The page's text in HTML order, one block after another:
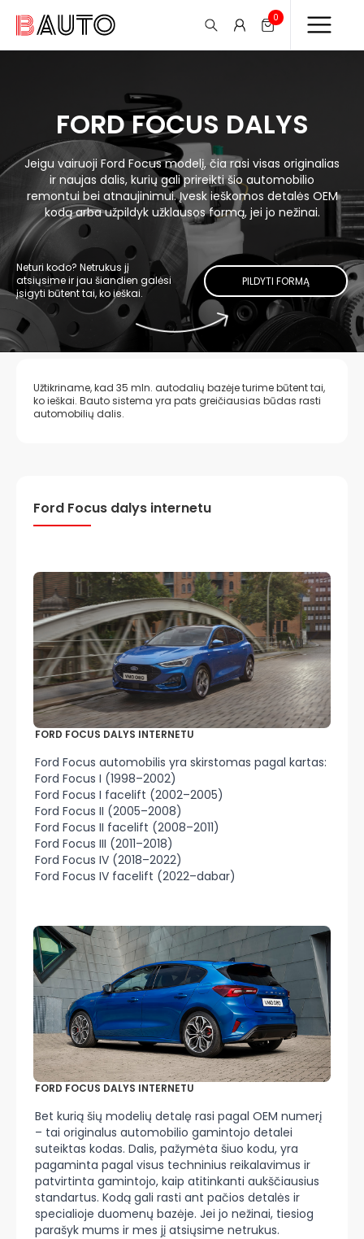
0
FORD FOCUS DALYS
Jeigu vairuoji Ford Focus modelį, čia rasi visas originalias
ir naujas dalis, kurių gali prireikti šio automobilio
remontui bei atnaujinimui. Įvesk ieškomos detalės OEM
kodą arba užpildyk užklausos formą, jei jo nežinai.
Neturi kodo? Netrukus jį
atsiųsime ir jau šiandien galėsi
įsigyti būtent tai, ko ieškai.
PILDYTI FORMĄ
Užtikriname, kad 35 mln. autodalių bazėje turime būtent tai,
ko ieškai. Bauto sistema yra pats greičiausias būdas rasti
automobilių dalis.
Ford Focus dalys internetu
FORD FOCUS DALYS INTERNETU
Ford Focus automobilis yra skirstomas pagal kartas:
Ford Focus I (1998–2002)
Ford Focus I facelift (2002–2005)
Ford Focus II (2005–2008)
Ford Focus II facelift (2008–2011)
Ford Focus III (2011–2018)
Ford Focus IV (2018–2022)
Ford Focus IV facelift (2022–dabar)
FORD FOCUS DALYS INTERNETU
Bet kurią šių modelių detalę rasi pagal OEM numerį
– tai originalus automobilio gamintojo detalei
suteiktas kodas. Dalis, pažymėta šiuo kodu, yra
pagaminta pagal visus techninius reikalavimus ir
patvirtinta gamintojo, kaip atitinkanti aukščiausius
standartus. Kodą gali rasti ant pačios detalės ir
specialioje duomenų bazėje. Jei jo nežinai, tiesiog
parašyk mums ir mes jį atsiųsime netrukus.